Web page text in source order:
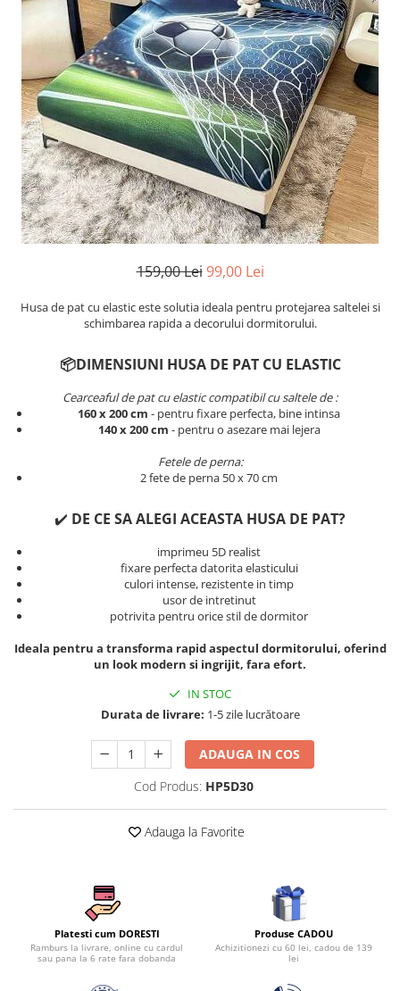
Cearceaf cu elastic
Cearceaf normal
Lenjerii De Pat Creponate
Lenjerii De Pat Bumbac Poplin 2
Persoane
Lenjerii De Pat Bumbac Poplin,
Matlasate, 2 Persoane
Lenjerii De Pat Bumbac Satinat 2
Persoane
Lenjerii De Pat Volanase
Lenjerii De Pat, Finet Premium 3D,
Lenjerii De Pat Catifea
Set Lenjerie De Pat Blana
Artificiala De Iepure, 6 Piese, 2
Persoane
Set Lenjerie Pat Blanita Iepure, 6
Piese, Cu Pilota Inclusa
Lenjerii De Pat Premium Collection
Pilota / Cuvertura Inclusa
11 Piese, Cuvertura Inclusa
Lenjerii Damasc Egiptean King Size
Lenjerii De Pat, Finet Premium, 1
Lenjerii De Pat Damasc 1 Persoana
Lenjerii De Pat, Imprimeu 3D, 1
159,00 Lei 99,00 Lei
Husa de pat cu elastic este solutia ideala pentru protejarea saltelei si
schimbarea rapida a decorului dormitorului.
📦DIMENSIUNI HUSA DE PAT CU ELASTIC
Cearceaful de pat cu elastic compatibil cu saltele de :
160 x 200 cm - pentru fixare perfecta, bine intinsa
140 x 200 cm - pentru o asezare mai lejera
Fetele de perna:
2 fete de perna 50 x 70 cm
✔️ DE CE SA ALEGI ACEASTA HUSA DE PAT?
imprimeu 5D realist
fixare perfecta datorita elasticului
culori intense, rezistente in timp
usor de intretinut
potrivita pentru orice stil de dormitor
Ideala pentru a transforma rapid aspectul dormitorului, oferind
un look modern si ingrijit, fara efort.
IN STOC
Durata de livrare: 1-5 zile lucrătoare
ADAUGA IN COS
Cod Produs: HP5D30
Adauga la Favorite
Platesti cum DORESTI
Ramburs la livrare, online cu cardul
sau pana la 6 rate fara dobanda
Produse CADOU
Achizitionezi cu 60 lei, cadou de 139
lei